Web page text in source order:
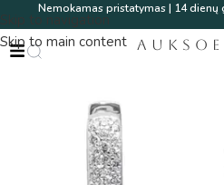
Skip to navigation
Skip to main content
Nemokamas pristatymas | 14 dienų